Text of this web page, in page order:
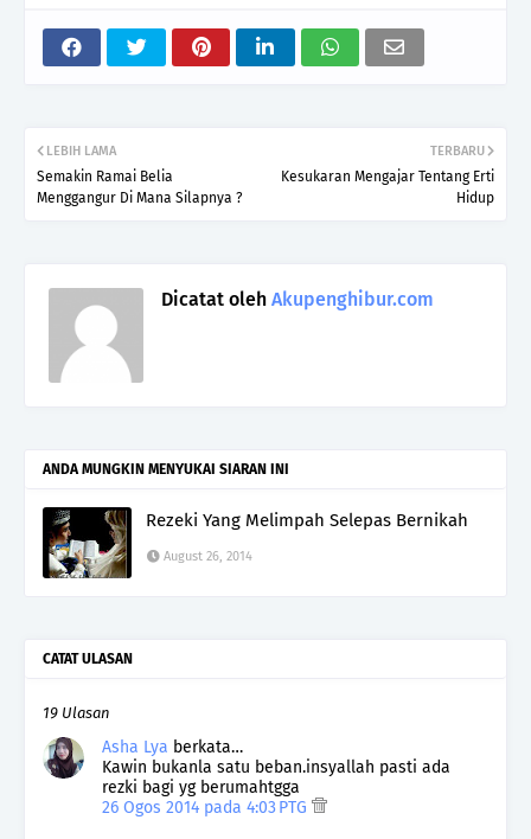
TERBARU
Kesukaran Mengajar Tentang Erti
Hidup
LEBIH LAMA
Semakin Ramai Belia
Menggangur Di Mana Silapnya ?
Dicatat oleh Akupenghibur.com
ANDA MUNGKIN MENYUKAI SIARAN INI
Rezeki Yang Melimpah Selepas Bernikah
August 26, 2014
CATAT ULASAN
19 Ulasan
Asha Lya berkata…
Kawin bukanla satu beban.insyallah pasti ada
rezki bagi yg berumahtgga
26 Ogos 2014 pada 4:03 PTG